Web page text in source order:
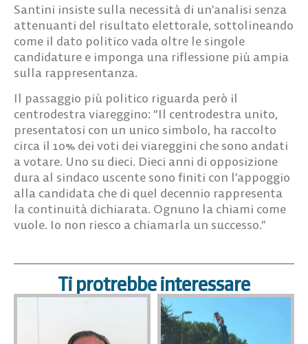
Santini insiste sulla necessità di un’analisi senza
attenuanti del risultato elettorale, sottolineando
come il dato politico vada oltre le singole
candidature e imponga una riflessione più ampia
sulla rappresentanza.
Il passaggio più politico riguarda però il
centrodestra viareggino: “Il centrodestra unito,
presentatosi con un unico simbolo, ha raccolto
circa il 10% dei voti dei viareggini che sono andati
a votare. Uno su dieci. Dieci anni di opposizione
dura al sindaco uscente sono finiti con l’appoggio
alla candidata che di quel decennio rappresenta
la continuità dichiarata. Ognuno la chiami come
vuole. Io non riesco a chiamarla un successo.”
Ti protrebbe interessare